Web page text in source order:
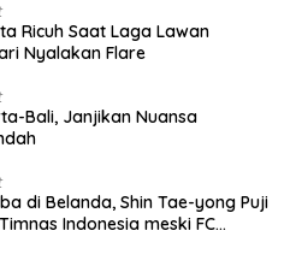
Ricuh Saat Laga Lawan
Nyalakan Flare
Bali, Janjikan Nuansa
di Belanda, Shin Tae-yong Puji
Indonesia meski FC